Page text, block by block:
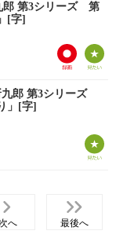
郎 第3シリーズ 第
[字]
九郎 第3シリーズ
」[字]
次へ 最後へ